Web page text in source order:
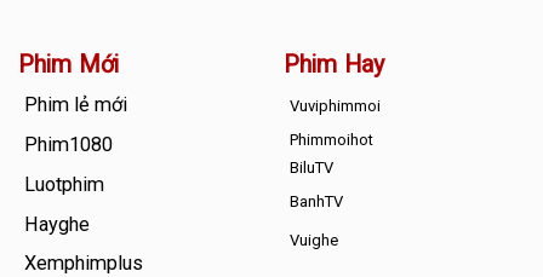
Phim Mới
Phim lẻ mới
Phim1080
Luotphim
Hayghe
Xemphimplus
Phim Hay
Vuviphimmoi
Phimmoihot
BiluTV
BanhTV
Vuighe